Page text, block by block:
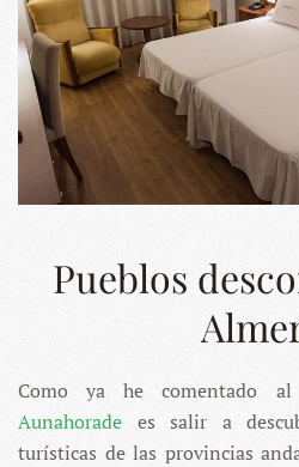
Pueblos
Como ya he comentado
Aunahorade es salir a
turísticas de las provincias